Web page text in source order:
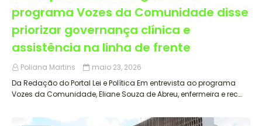
programa Vozes da Comunidade disse
priorizar governança clínica e
assistência na linha de frente
Poliana Martins
maio 23, 2026
Da Redação do Portal Lei e Política Em entrevista ao programa
Vozes da Comunidade, Eliane Souza de Abreu, enfermeira e rec…